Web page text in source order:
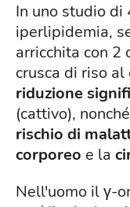
In uno studio di
iperlipidemia,
arricchita con 2
crusca di riso
riduzione
(cattivo),
rischio di
corporeo e la
Nell'uomo il γ-